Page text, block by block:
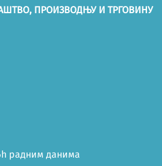
ПРОИЗВОДЊУ И ТРГОВИНУ
радним данима